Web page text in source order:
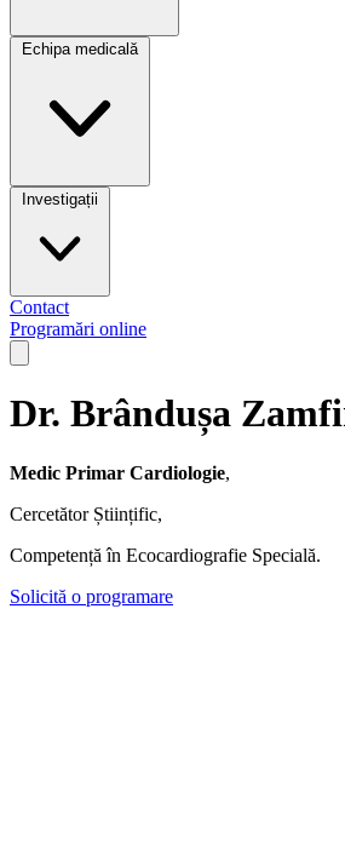
Echipa medicală
Investigații
Contact
Programări online
Dr. Brândușa
Medic Primar Cardiologie,
Cercetător Științific,
Competență în Ecocardiografie Specială.
Solicită o programare